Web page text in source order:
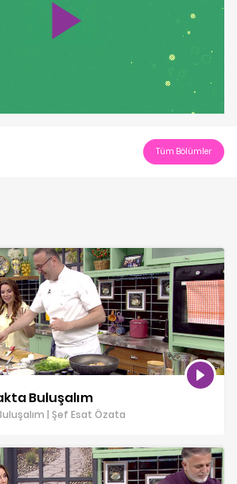
Play
Video
Tüm Bölümler
Buluşalım
| Şef Esat Özata